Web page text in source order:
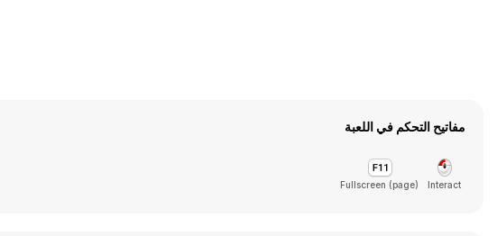
مفاتيح التحكم في اللعبة
Interact
Fullscreen (page)